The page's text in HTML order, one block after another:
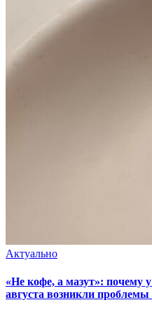
Актуально
«Не кофе, а мазут»: почему
августа возникли проблемы